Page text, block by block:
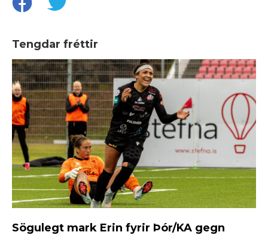
Tengdar fréttir
Sögulegt mark Erin fyrir Þór/KA gegn